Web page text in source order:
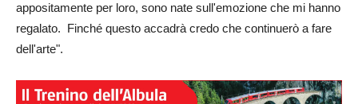
appositamente per loro, sono nate sull'emozione che mi hanno
regalato. Finché questo accadrà credo che continuerò a fare
dell'arte".